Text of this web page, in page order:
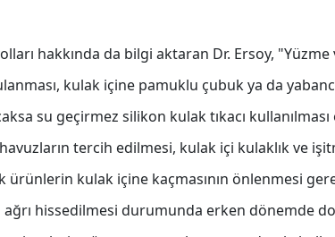
hakkında da bilgi aktaran Dr. Ersoy, "Yüzme
kulak içine pamuklu çubuk ya da
su geçirmez silikon kulak tıkacı
tercih edilmesi, kulak içi kulaklık ve
ürünlerin kulak içine kaçmasının önlenmesi
ağrı hissedilmesi durumunda erken dönemde